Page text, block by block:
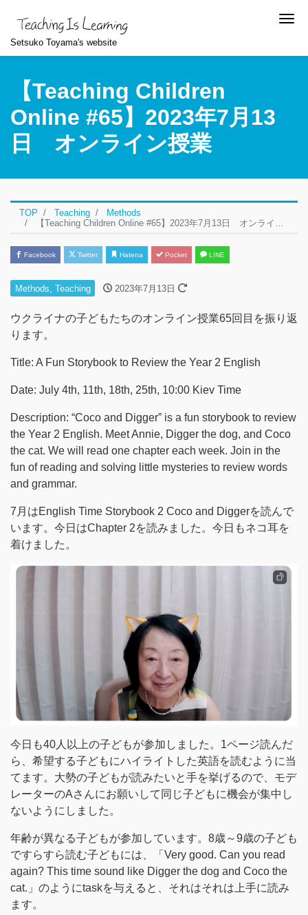
Setsuko Toyama's website
【Teaching Children
Online #65】2023年7月13
日 オンライン授業
TOP Teaching
Methods
【Teaching Children Online #65】2023年7月13日 オンライン授業
Facebook Twitter Hatena Pocket LINE
Methods Teaching 2023年7月13日
ウクライナの子どもたちのオンライン授業65回目を振り返
ります。
Title: A Fun Storybook to Review the Year 2 English
Date: July 4th, 11th, 18th, 25th, 10:00 Kiev Time
Description: “Coco and Digger” is a fun storybook to review
the Year 2 English. Meet Annie, Digger the dog, and Coco
the cat. We will read one chapter each week. Join in the
fun of reading and solving little mysteries to review words
and grammar.
7月はEnglish Time Storybook 2 Coco and Diggerを読んで
います。今日はChapter 2を読みました。今日もネコ耳を
着けました。
今日も40人以上の子どもが参加しました。1ページ読んだ
ら、希望する子どもにハイライトした英語を読むように当
てます。大勢の子どもが読みたいと手を挙げるので、モデ
レーターのAさんにお願いして同じ子どもに機会が集中し
ないようにしました。
年齢が異なる子どもが参加しています。8歳～9歳の子ども
ですらすら読む子どもには、「Very good. Can you read
again? This time sound like Digger the dog and Coco the
cat.」のようにtaskを与えると、それはそれは上手に読み
ます。